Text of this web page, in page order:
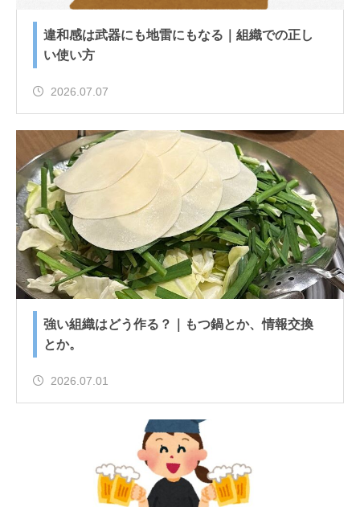
違和感は武器にも地雷にもなる｜組織での正し
い使い方
2026.07.07
強い組織はどう作る？｜もつ鍋とか、情報交換
とか。
2026.07.01